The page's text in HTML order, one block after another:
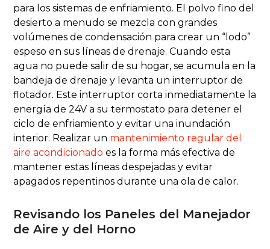
para los sistemas de enfriamiento. El polvo fino del
desierto a menudo se mezcla con grandes
volúmenes de condensación para crear un “lodo”
espeso en sus líneas de drenaje. Cuando esta
agua no puede salir de su hogar, se acumula en la
bandeja de drenaje y levanta un interruptor de
flotador. Este interruptor corta inmediatamente la
energía de 24V a su termostato para detener el
ciclo de enfriamiento y evitar una inundación
interior. Realizar un mantenimiento regular del
aire acondicionado es la forma más efectiva de
mantener estas líneas despejadas y evitar
apagados repentinos durante una ola de calor.
Revisando los Paneles del Manejador
de Aire y del Horno